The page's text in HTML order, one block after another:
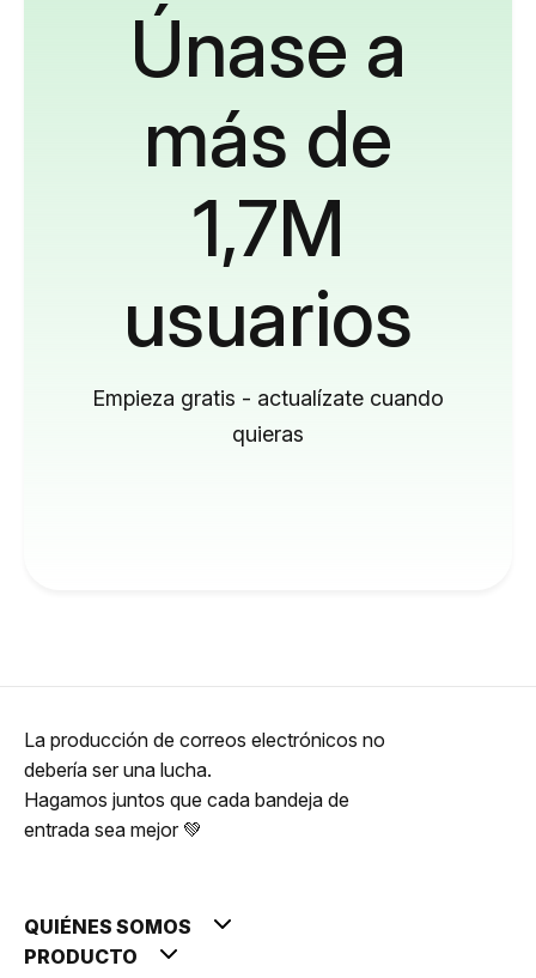
Únase a
más de
1,7M
usuarios
Empieza gratis - actualízate cuando
quieras
La producción de correos electrónicos no
debería ser una lucha.
Hagamos juntos que cada bandeja de
entrada sea mejor 💚
QUIÉNES SOMOS
PRODUCTO